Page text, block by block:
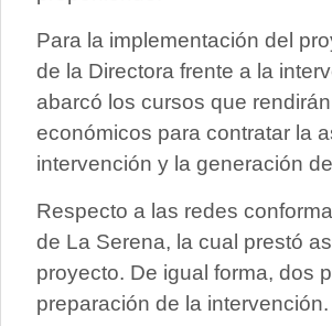
Para la implementación del
de la Directora frente a la
abarcó los cursos que
económicos para contratar la
intervención y la generación
Respecto a las redes
de La Serena, la cual prestó
proyecto. De igual forma, dos
preparación de la intervención.